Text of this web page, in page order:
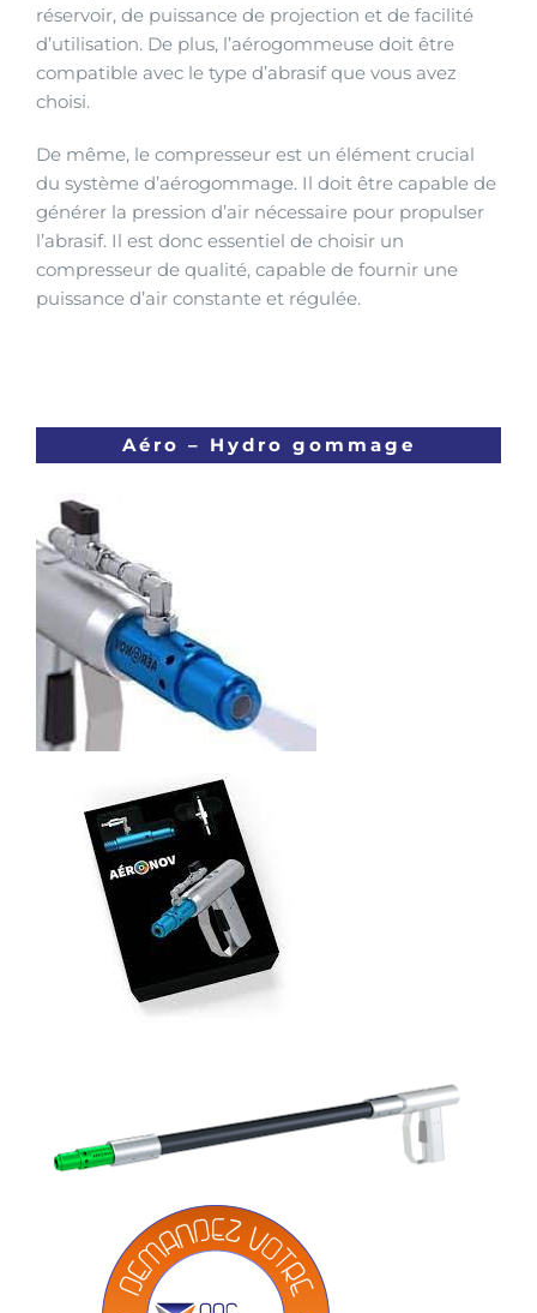
réservoir, de puissance de projection et de facilité
d’utilisation. De plus, l’aérogommeuse doit être
compatible avec le type d’abrasif que vous avez
choisi.
De même, le compresseur est un élément crucial
du système d’aérogommage. Il doit être capable de
générer la pression d’air nécessaire pour propulser
l’abrasif. Il est donc essentiel de choisir un
compresseur de qualité, capable de fournir une
puissance d’air constante et régulée.
Aéro – Hydro gommage